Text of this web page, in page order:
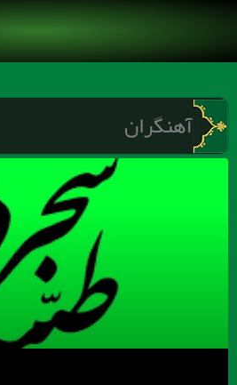
محتوا
آهنگران